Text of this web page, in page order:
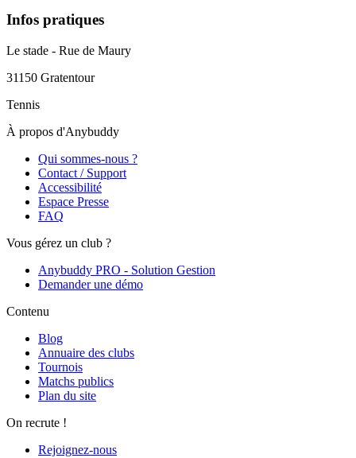
Infos pratiques
Le stade - Rue de Maury
31150 Gratentour
Tennis
À propos d'Anybuddy
Qui sommes-nous ?
Contact / Support
Accessibilité
Espace Presse
FAQ
Vous gérez un club ?
Anybuddy PRO - Solution Gestion
Demander une démo
Contenu
Blog
Annuaire des clubs
Tournois
Matchs publics
Plan du site
On recrute !
Rejoignez-nous